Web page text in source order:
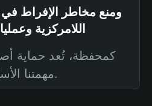
ومنع مخاطر الإفراط
اللامركزية
كمحفظة، تُعد حماية
مهمتنا الأساسية.